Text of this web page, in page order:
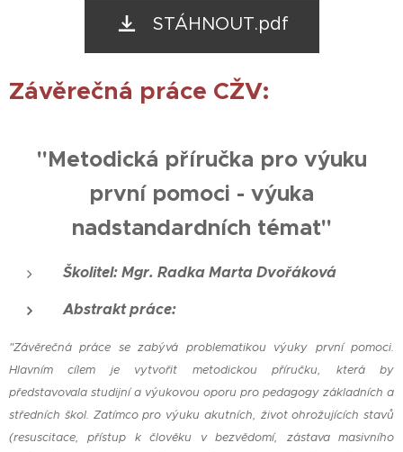
STÁHNOUT.pdf
Závěrečná práce CŽV:
"Metodická příručka pro výuku
první pomoci - výuka
nadstandardních témat"
Školitel:Mgr. Radka Marta Dvořáková
Abstrakt práce:
"Závěrečná práce se zabývá problematikou výuky první pomoci.
Hlavním cílem je vytvořit metodickou příručku, která by
představovala studijní a výukovou oporu pro pedagogy základních a
středních škol. Zatímco pro výuku akutních, život ohrožujících stavů
(resuscitace, přístup k člověku v bezvědomí, zástava masivního